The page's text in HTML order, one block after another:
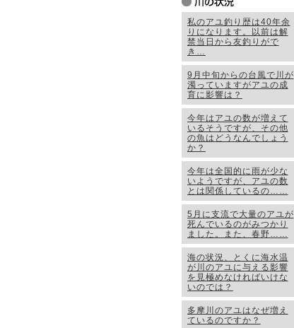
私のアユ釣り歴は40年余
りになります。以前は解
禁当日から友釣りがで
き…
9月中旬からの台風で川が
濁っていますがアユの成
育に影響は？
今年はアユの数が増えて
いるそうですが、その他
の魚はどうなんでしょう
か？
今年は全国的に雨が少な
いようですが、アユの数
とは関係しているの……
5月に支流で大量のアユが
死んでいるのがみつかり
ました。また、春野……
海の状況、とくに海水温
が川のアユに与える影響
を見極めなければいけな
いのでは？
多摩川のアユはなぜ増え
ているのですか？